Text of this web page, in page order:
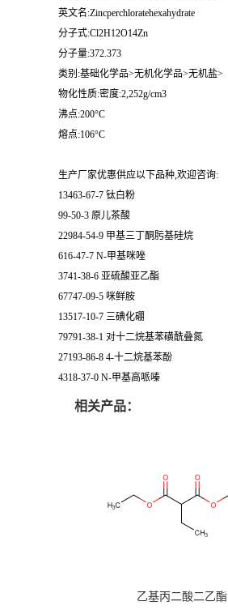
英文名:Zincperchloratehexahydrate
分子式:Cl2H12O14Zn
分子量:372.373
类别:基础化学品>无机化学品>无机盐>
物化性质:密度:2,252g/cm3
沸点:200°C
熔点:106°C
生产厂家优惠供应以下品种,欢迎咨询:
13463-67-7 钛白粉
99-50-3 原儿茶酸
22984-54-9 甲基三丁酮肟基硅烷
616-47-7 N-甲基咪唑
3741-38-6 亚硫酸亚乙酯
67747-09-5 咪鲜胺
13517-10-7 三碘化硼
79791-38-1 对十二烷基苯磺酰叠氮
27193-86-8 4-十二烷基苯酚
4318-37-0 N-甲基高哌嗪
相关产品：
乙基丙二酸二乙酯